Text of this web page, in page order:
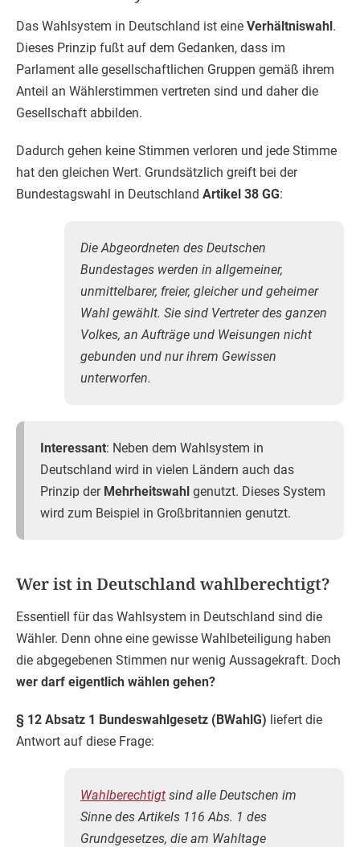
Das Wahlsystem in Deutschland ist eine Verhältniswahl .
Dieses Prinzip fußt auf dem Gedanken, dass im
Parlament alle gesellschaftlichen Gruppen gemäß ihrem
Anteil an Wählerstimmen vertreten sind und daher die
Gesellschaft abbilden.
Dadurch gehen keine Stimmen verloren und jede Stimme
hat den gleichen Wert. Grundsätzlich greift bei der
Bundestagswahl in Deutschland Artikel 38 GG:
Die Abgeordneten des Deutschen
Bundestages werden in allgemeiner,
unmittelbarer, freier, gleicher und geheimer
Wahl gewählt. Sie sind Vertreter des ganzen
Volkes, an Aufträge und Weisungen nicht
gebunden und nur ihrem Gewissen
unterworfen.
Interessant: Neben dem Wahlsystem in
Deutschland wird in vielen Ländern auch das
Prinzip der Mehrheitswahl genutzt. Dieses System
wird zum Beispiel in Großbritannien genutzt.
Wer ist in Deutschland wahlberechtigt?
Essentiell für das Wahlsystem in Deutschland sind die
Wähler. Denn ohne eine gewisse Wahlbeteiligung haben
die abgegebenen Stimmen nur wenig Aussagekraft. Doch
wer darf eigentlich wählen gehen?
§ 12 Absatz 1 Bundeswahlgesetz (BWahlG) liefert die
Antwort auf diese Frage:
Wahlberechtigt sind alle Deutschen im
Sinne des Artikels 116 Abs. 1 des
Grundgesetzes, die am Wahltage